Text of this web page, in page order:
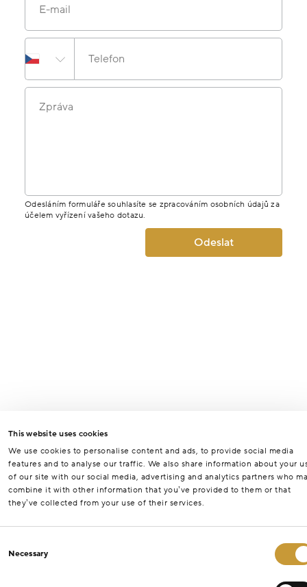
This website uses cookies
We use cookies to personalise content and ads, to provide social media
features and to analyse our traffic. We also share information about your
of our site with our social media, advertising and analytics partners who
combine it with other information that you’ve provided to them or that
they’ve collected from your use of their services.
Selection
Necessary
E-mail
Telefon
Zpráva
Odesláním formuláře souhlasíte se zpracováním osobních údajů za
účelem vyřízení vašeho dotazu.
Odeslat